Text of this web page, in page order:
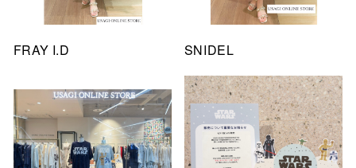
FRAY I.D SNIDEL